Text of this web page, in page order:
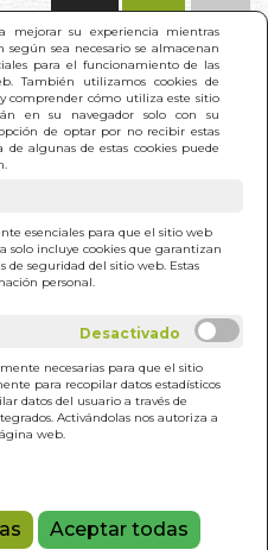
mejorar su experiencia mientras
según sea necesario se almacenan
para el funcionamiento de las
También utilizamos cookies de
comprender cómo utiliza este sitio
en su navegador solo con su
de optar por no recibir estas
algunas de estas cookies puede
esenciales para que el sitio web
solo incluye cookies que garantizan
de seguridad del sitio web. Estas
personal.
necesarias para que el sitio
para recopilar datos estadísticos
datos del usuario a través de
Activándolas nos autoriza a
web.
Aceptar todas